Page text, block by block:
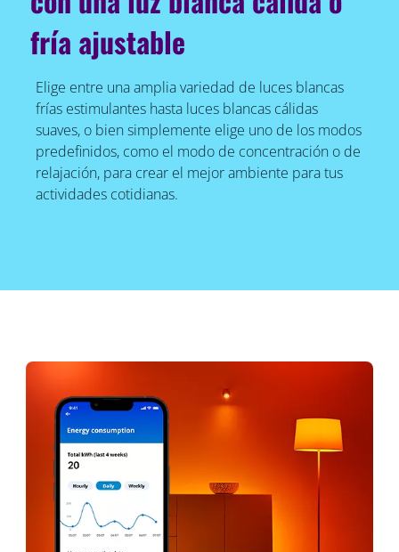
fría ajustable
Elige entre una amplia variedad de luces blancas
frías estimulantes hasta luces blancas cálidas
suaves, o bien simplemente elige uno de los modos
predefinidos, como el modo de concentración o de
relajación, para crear el mejor ambiente para tus
actividades cotidianas.